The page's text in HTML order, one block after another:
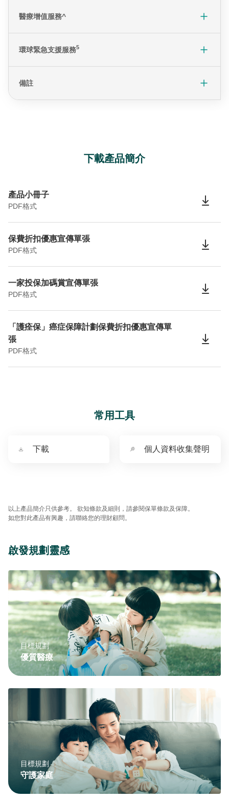
醫療增值服務^
環球緊急支援服務5
備註
下載產品簡介
產品小冊子
PDF格式
保費折扣優惠宣傳單張
PDF格式
一家投保加碼賞宣傳單張
PDF格式
「護痊保」癌症保障計劃保費折扣優惠宣傳單
張
PDF格式
常用工具
下載 個人資料收集聲明
以上產品簡介只供參考。 欲知條款及細則，請參閱保單條款及保障。
如您對此產品有興趣，請聯絡您的理財顧問。
啟發規劃靈感
目標規劃
優質醫療
目標規劃
守護家庭